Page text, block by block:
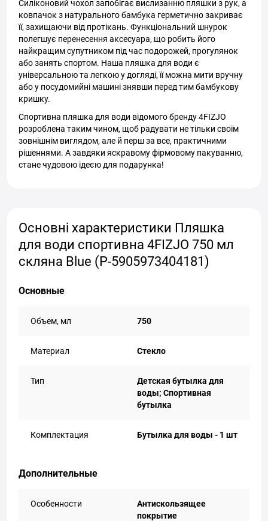
Силіконовий чохол запобігає вислизанню пляшки з рук, а
ковпачок з натурального бамбука герметично закриває
її, захищаючи від протікань. Функціональний шнурок
полегшує перенесення аксесуара, що робить його
найкращим супутником під час подорожей, прогулянок
або занять спортом. Наша пляшка для води є
універсальною та легкою у догляді, її можна мити вручну
або у посудомийні машині знявши перед тим бамбукову
кришку.
Спортивна пляшка для води відомого бренду 4FIZJO
розроблена таким чином, щоб радувати не тільки своїм
зовнішнім виглядом, але й перш за все, практичними
рішеннями. А завдяки яскравому фірмовому пакуванню,
стане чудовою ідеєю для подарунка!
Основні характеристики Пляшка
для води спортивна 4FIZJO 750 мл
скляна Blue (P-5905973404181)
Основные
Объем, мл 750
Материал Стекло
Тип
Детская бутылка для
воды; Спортивная
бутылка
Комплектация Бутылка для воды - 1 шт
Дополнительные
Особенности
Антискользящее
покрытие